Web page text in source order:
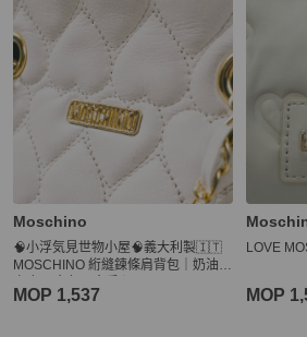
Moschino
🧠小浮気見世物小屋🧠義大利製🇮🇹
MOSCHINO 絎縫鍊條肩背包｜奶油白
MOP 1,537
LOVE
MOP